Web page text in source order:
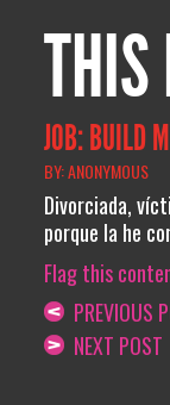
THIS
JOB: BUILD
BY: ANONYMOUS
Divorciada,
porque la he
Flag this
PREVIOUS
NEXT POST